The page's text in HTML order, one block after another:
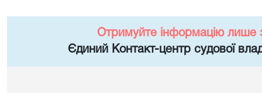
Отримуйте інформацію лише
Єдиний Контакт-центр судової